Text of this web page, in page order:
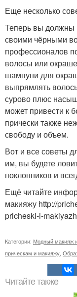
Еще несколько
Теперь вы должны
своими чёрными
профессионалов
волосы или
шампуни для
выпрямлять
сурово плюс
может привести к
прически также
свободу и объем.
Вот и все советы
им, вы будете
поклонников и
Ещё читайте
макияжу http://
pricheski-i-
Категории: Модный макияж
прическам и макияжу
Читайте также